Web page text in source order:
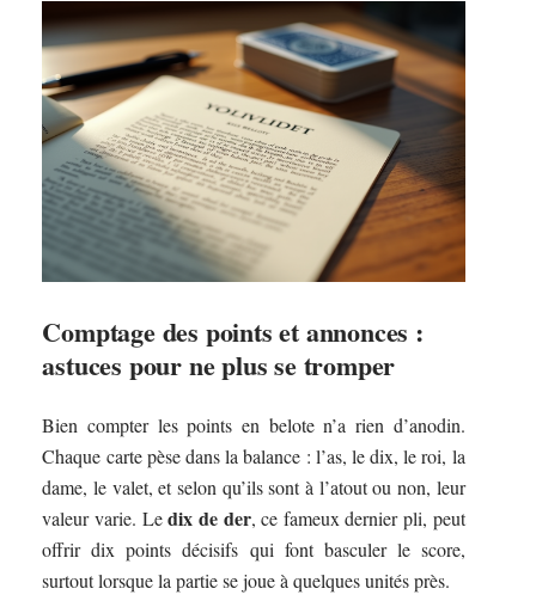
Comptage des points et annonces :
astuces pour ne plus se tromper
Bien compter les points en belote n’a rien d’anodin.
Chaque carte pèse dans la balance : l’as, le dix, le roi, la
dame, le valet, et selon qu’ils sont à l’atout ou non, leur
valeur varie. Ledix de der, ce fameux dernier pli, peut
offrir dix points décisifs qui font basculer le score,
surtout lorsque la partie se joue à quelques unités près.